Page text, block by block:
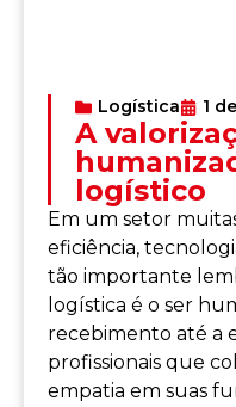
Logística 1
A
logístico
Em um setor
eficiência,
tão importante
logística é o ser
recebimento até a
profissionais que
empatia em suas